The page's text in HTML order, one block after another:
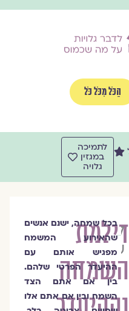
הַכֹּל מִכֹּל כֹּל
לתמיכה
במגזין
גלויה
דילמת
השמחה
ליאור
שפירא
בכל שמחה, ישנם אנשים
שהאירוע המשמח
מפגיש אותם עם
ההיעדר הפרטי שלהם.
בין אם אתם הצד
השמח ובין אם אתם אלו